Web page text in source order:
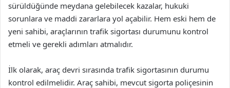
sürüldüğünde meydana gelebilecek kazalar, hukuki
sorunlara ve maddi zararlara yol açabilir. Hem eski hem de
yeni sahibi, araçlarının trafik sigortası durumunu kontrol
etmeli ve gerekli adımları atmalıdır.
İlk olarak, araç devri sırasında trafik sigortasının durumu
kontrol edilmelidir. Araç sahibi, mevcut sigorta poliçesinin